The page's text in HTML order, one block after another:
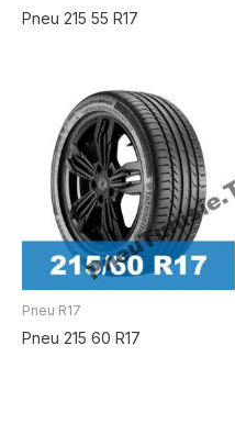
Pneu 215 55 R17
Pneu R17
Pneu 215 60 R17